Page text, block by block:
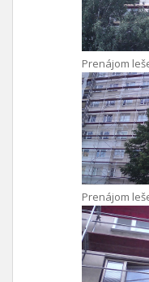
Prenájom
Prenájom